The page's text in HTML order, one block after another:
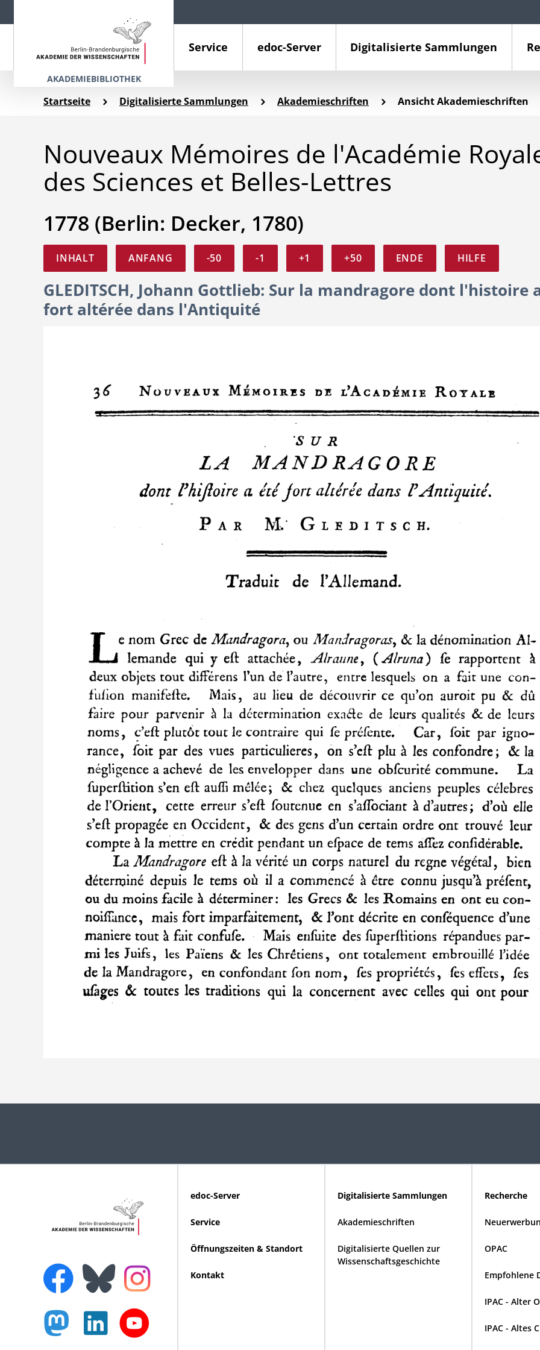
AKADEMIEBIBLIOTHEK
Service edoc-Server Digitalisierte Sammlungen
Startseite Digitalisierte Sammlungen Akademieschriften Ansicht Akademieschriften
Nouveaux Mémoires de l'Académie
des Sciences et Belles-Lettres
1778 (Berlin: Decker, 1780)
INHALT ANFANG -50 -1 +1 +50 ENDE HILFE
GLEDITSCH, Johann Gottlieb: Sur la mandragore dont l'histoire
fort altérée dans l'Antiquité
edoc-Server
Service
Öffnungszeiten & Standort
Kontakt
Digitalisierte Sammlungen
Akademieschriften
Digitalisierte Quellen zur
Wissenschaftsgeschichte
Recherche
OPAC
Empfohlene
IPAC - Alter
IPAC - Altes